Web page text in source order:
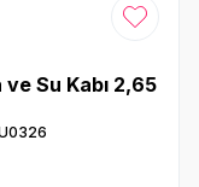
Favoriye
Su Kabı 2,65